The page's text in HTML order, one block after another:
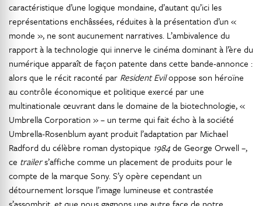
caractéristique d’une logique mondaine, d’autant qu’ici les
représentations enchâssées, réduites à la présentation d’un «
monde », ne sont aucunement narratives. L’ambivalence du
rapport à la technologie qui innerve le cinéma dominant à l’ère du
numérique apparaît de façon patente dans cette bande-annonce :
alors que le récit raconté par Resident Eviloppose son héroïne
au contrôle économique et politique exercé par une
multinationale œuvrant dans le domaine de la biotechnologie, «
Umbrella Corporation » – un terme qui fait écho à la société
Umbrella-Rosenblum ayant produit l’adaptation par Michael
Radford du célèbre roman dystopique 1984de George Orwell –,
ce trailers’affiche comme un placement de produits pour le
compte de la marque Sony. S’y opère cependant un
détournement lorsque l’image lumineuse et contrastée